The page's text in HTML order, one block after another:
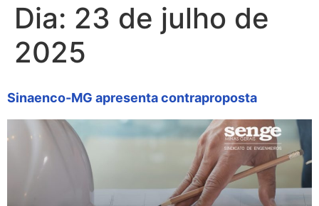
Dia: 23 de julho de
2025
Sinaenco-MG apresenta contraproposta